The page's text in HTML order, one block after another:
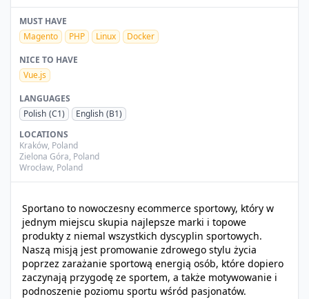
MUST HAVE
Magento
PHP Linux
Docker
NICE TO HAVE
Vue.js
LANGUAGES
Polish (C1) English (B1)
LOCATIONS
Kraków, Poland
Zielona Góra, Poland
Wrocław, Poland
Sportano to nowoczesny ecommerce sportowy, który w
jednym miejscu skupia najlepsze marki i topowe
produkty z niemal wszystkich dyscyplin sportowych.
Naszą misją jest promowanie zdrowego stylu życia
poprzez zarażanie sportową energią osób, które dopiero
zaczynają przygodę ze sportem, a także motywowanie i
podnoszenie poziomu sportu wśród pasjonatów.